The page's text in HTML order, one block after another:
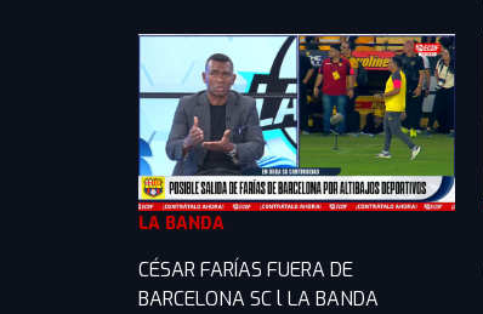
LA BANDA
CÉSAR FARÍAS FUERA DE
BARCELONA SC l LA BANDA